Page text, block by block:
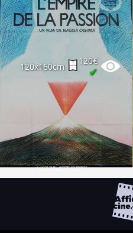
120x160cm
120€
✔